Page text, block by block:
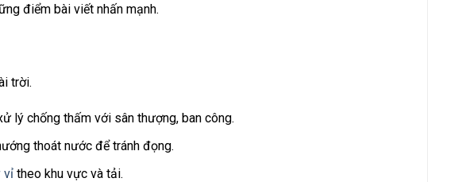
điểm bài viết nhấn mạnh.
trời.
lý chống thấm với sân thượng, ban công.
thoát nước để tránh đọng.
vỉtheo khu vực và tải.